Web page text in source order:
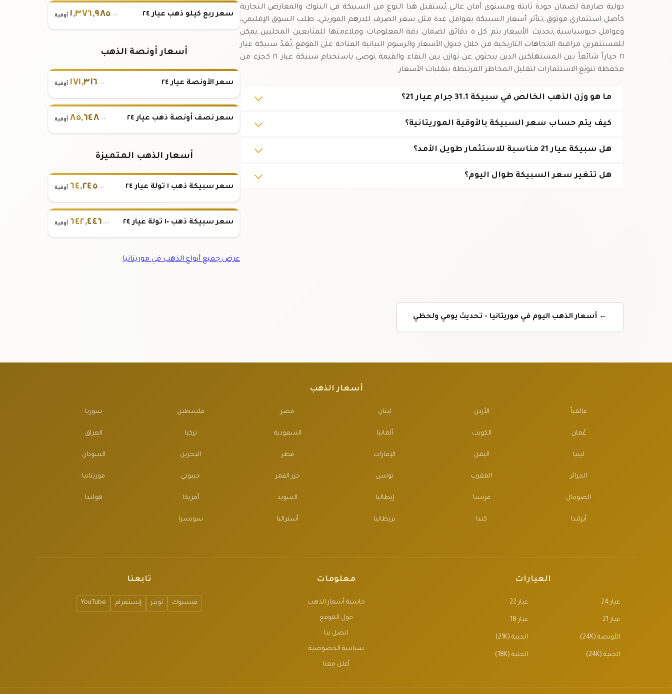
دولية صارمة لضمان جودة ثابتة ومستوى أمان عالي.,يُستقبل هذا النوع من السبيكة في البنوك والمعارض التجارية
كأصل استثماري موثوق.,تتأثر أسعار السبيكة بعوامل عدة مثل سعر الصرف للدرهم الموريتي، طلب السوق الإقليمي،
وعوامل جيوسياسية.,تحديث الأسعار يتم كل ٥ دقائق لضمان دقة المعلومات وملاءمتها للمتابعين المحليين.,يمكن
للمستثمرين مراقبة الاتجاهات التاريخية من خلال جدول الأسعار والرسوم البيانية المتاحة على الموقع.,تُعَدّ سبيكة عيار
٢١ خياراً شائعاً بين المستهلكين الذين يبحثون عن توازن بين النقاء والقيمة.,نوصي باستخدام سبيكة عيار ٢١ كجزء من
محفظة تنويع الاستثمارات لتقليل المخاطر المرتبطة بتقلبات الأسعار.
ما هو وزن الذهب الخالص في سبيكة 31.1 جرام عيار 21؟
كيف يتم حساب سعر السبيكة بالأوقية الموريتانية؟
هل سبيكة عيار 21 مناسبة للاستثمار طويل الأمد؟
هل تتغير سعر السبيكة طوال اليوم؟
سعر ربع كيلو ذهب عيار ٢٤ ١,٣٧٦,٩٨٥.٠٠ أوقية
أسعار أونصة الذهب
سعر الأونصة عيار ٢٤ ١٧١,٣١٦ .٠٠ أوقية
سعر نصف أونصة ذهب عيار ٢٤ ٨٥,٦٤٨.٠٠ أوقية
أسعار الذهب المتميزة
سعر سبيكة ذهب ١ تولة عيار ٢٤ ٦٤,٢٤٥.٠٠ أوقية
سعر سبيكة ذهب ١٠ تولة عيار ٢٤ ٦٤٢,٤٤٦ .٠٠ أوقية
عرض جميع أنواع الذهب في موريتانيا
← أسعار الذهب اليوم في موريتانيا - تحديث يومي ولحظي
أسعار الذهب
عالمياً الأردن لبنان مصر فلسطين سوريا
عُمان الكويت ألمانيا السعودية تركيا العراق
ليبيا اليمن الإمارات قطر البحرين السودان
الجزائر المغرب تونس جزر القمر جيبوتي موريتانيا
الصومال فرنسا إيطاليا السويد أمريكا هولندا
أيرلندا كندا بريطانيا أستراليا سويسرا
العيارات
عيار 24 عيار 22
عيار 21 عيار 18
الأونصة (24K) الجنية (21K)
الجنية (24K) الجنية (18K)
معلومات
حاسبة أسعار الذهب
حول الموقع
اتصل بنا
سياسة الخصوصية
أعلن معنا
تابعنا
فيسبوك تويتر إنستغرام YouTube